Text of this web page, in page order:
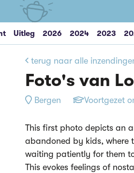
Uitleg 2026 2024 2023
terug naar alle
Foto's van
Bergen Voortgezet
This first photo depicts an
abandoned by kids, where
waiting patiently for them
This evokes feelings of